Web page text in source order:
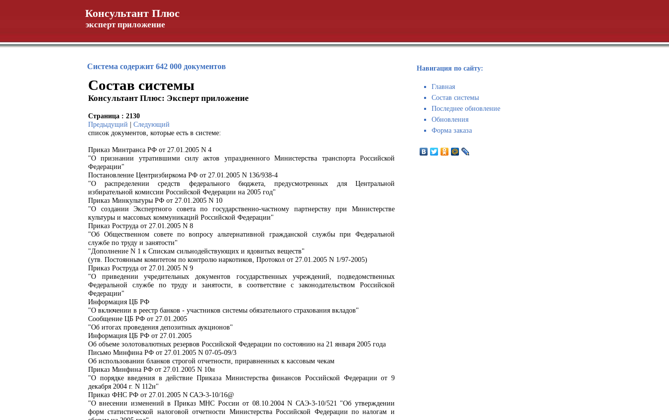
Консультант Плюс
эксперт приложение
Система содержит 642 000 документов
Состав системы
Консультант Плюс: Эксперт приложение
Страница : 2130
Предыдущий | Следующий
список документов, которые есть в системе:
Приказ Минтранса РФ от 27.01.2005 N 4
"О признании утратившими силу актов упраздненного Министерства транспорта Российской
Федерации"
Постановление Центризбиркома РФ от 27.01.2005 N 136/938-4
"О распределении средств федерального бюджета, предусмотренных для Центральной
избирательной комиссии Российской Федерации на 2005 год"
Приказ Минкультуры РФ от 27.01.2005 N 10
"О создании Экспертного совета по государственно-частному партнерству при Министерстве
культуры и массовых коммуникаций Российской Федерации"
Приказ Роструда от 27.01.2005 N 8
"Об Общественном совете по вопросу альтернативной гражданской службы при Федеральной
службе по труду и занятости"
"Дополнение N 1 к Спискам сильнодействующих и ядовитых веществ"
(утв. Постоянным комитетом по контролю наркотиков, Протокол от 27.01.2005 N 1/97-2005)
Приказ Роструда от 27.01.2005 N 9
"О приведении учредительных документов государственных учреждений, подведомственных
Федеральной службе по труду и занятости, в соответствие с законодательством Российской
Федерации"
Информация ЦБ РФ
"О включении в реестр банков - участников системы обязательного страхования вкладов"
Сообщение ЦБ РФ от 27.01.2005
"Об итогах проведения депозитных аукционов"
Информация ЦБ РФ от 27.01.2005
Об объеме золотовалютных резервов Российской Федерации по состоянию на 21 января 2005 года
Письмо Минфина РФ от 27.01.2005 N 07-05-09/3
Об использовании бланков строгой отчетности, приравненных к кассовым чекам
Приказ Минфина РФ от 27.01.2005 N 10н
"О порядке введения в действие Приказа Министерства финансов Российской Федерации от 9
декабря 2004 г. N 112н"
Приказ ФНС РФ от 27.01.2005 N САЭ-3-10/16@
"О внесении изменений в Приказ МНС России от 08.10.2004 N САЭ-3-10/521 "Об утверждении
форм статистической налоговой отчетности Министерства Российской Федерации по налогам и
Навигация по сайту:
Главная
Состав системы
Последнее обновление
Обновления
Форма заказа